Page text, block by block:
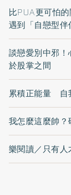
比PUA更可怕
遇到「自戀型伴
談戀愛別中邪
於股掌之間
累積正能量 自
我怎麼這麼帥？
樂閱讀／只有